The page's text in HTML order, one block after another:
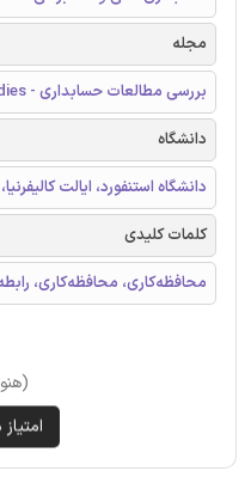
مجله
بررسی مطالعات حسابداری - Review of Accounting Studies
دانشگاه
دانشگاه استنفورد، ایالت کالیفرنیا،
کلمات کلیدی
محافظه‌کاری، محافظه‌کاری،